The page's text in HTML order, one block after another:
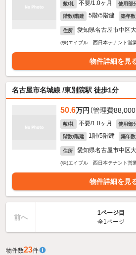
敷/礼 不要/1.0ヶ月 使用部
階数/階建 5階/5階建 築年数
住所 愛知県名古屋市中区
(株)エイブル 西日本テナント営
物件詳細を見
名古屋市名城線 /東別院駅 徒歩1分
50.6万円 （管理費88,000
敷/礼 不要/1.0ヶ月 使用部
階数/階建 1階/5階建 築年数
住所 愛知県名古屋市中区
(株)エイブル 西日本テナント営
物件詳細を見
前へ
1ページ目
全1ページ
物件数23件